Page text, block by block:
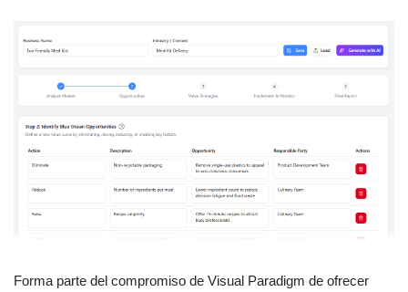
Forma parte del compromiso de Visual Paradigm de ofrecer